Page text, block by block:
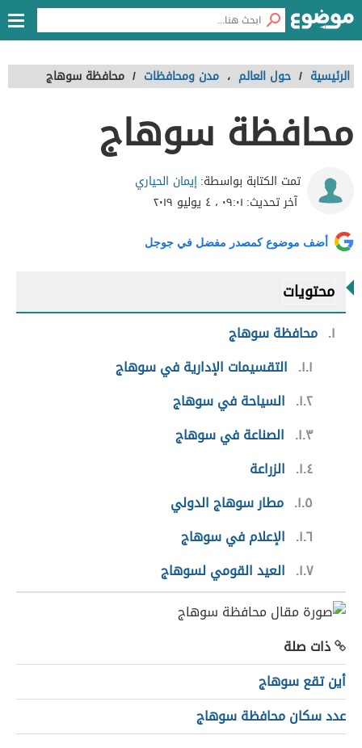
الرئيسية / حول العالم ، مدن ومحافظات / محافظة سوهاج
محافظة سوهاج
تمت الكتابة بواسطة:إيمان الحياري
آخر تحديث: ٠٩:٠١ ، ٤ يوليو ٢٠١٩
أضف موضوع كمصدر مفضل في جوجل
محتويات
١ محافظة سوهاج
١.١
التقسيمات الإدارية في سوهاج
١.٢
السياحة في سوهاج
١.٣
الصناعة في سوهاج
١.٤
الزراعة
١.٥ مطار سوهاج الدولي
١.٦
الإعلام في سوهاج
١.٧
العيد القومي لسوهاج
ذات صلة
أين تقع سوهاج
عدد سكان محافظة سوهاج